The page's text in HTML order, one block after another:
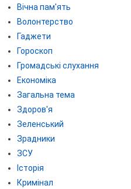
Вічна пам'ять
Волонтерство
Гаджети
Гороскоп
Громадські слухання
Економіка
Загальна тема
Здоров'я
Зеленський
Зрадники
ЗСУ
Історія
Кримінал